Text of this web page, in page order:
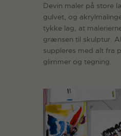
Devin maler på store
gulvet, og
tykke lag, at
grænsen til skulptur.
suppleres med alt fra
glimmer og tegning.